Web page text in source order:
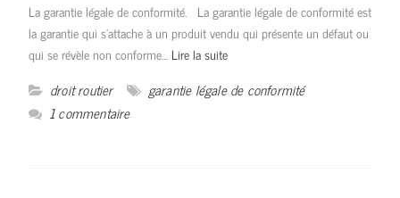
La garantie légale de conformité. La garantie légale de conformité est
la garantie qui s’attache à un produit vendu qui présente un défaut ou
qui se révèle non conforme… Lire la suite
droit routier
garantie légale de conformité
1 commentaire